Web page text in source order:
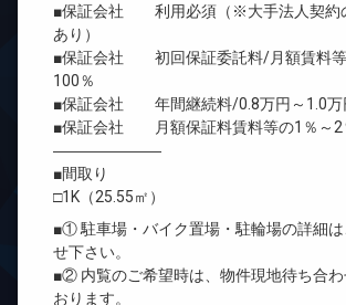
■保証会社 利用必須（※大手法人契約
あり）
■保証会社 初回保証委託料/月額賃料等
100％
■保証会社 年間継続料/0.8万円～1.0万
■保証会社 月額保証料賃料等の1％～2
―――――――
■間取り
□1K（25.55㎡）
■① 駐車場・バイク置場・駐輪場の詳細
せ下さい。
■② 内覧のご希望時は、物件現地待ち合
おります。